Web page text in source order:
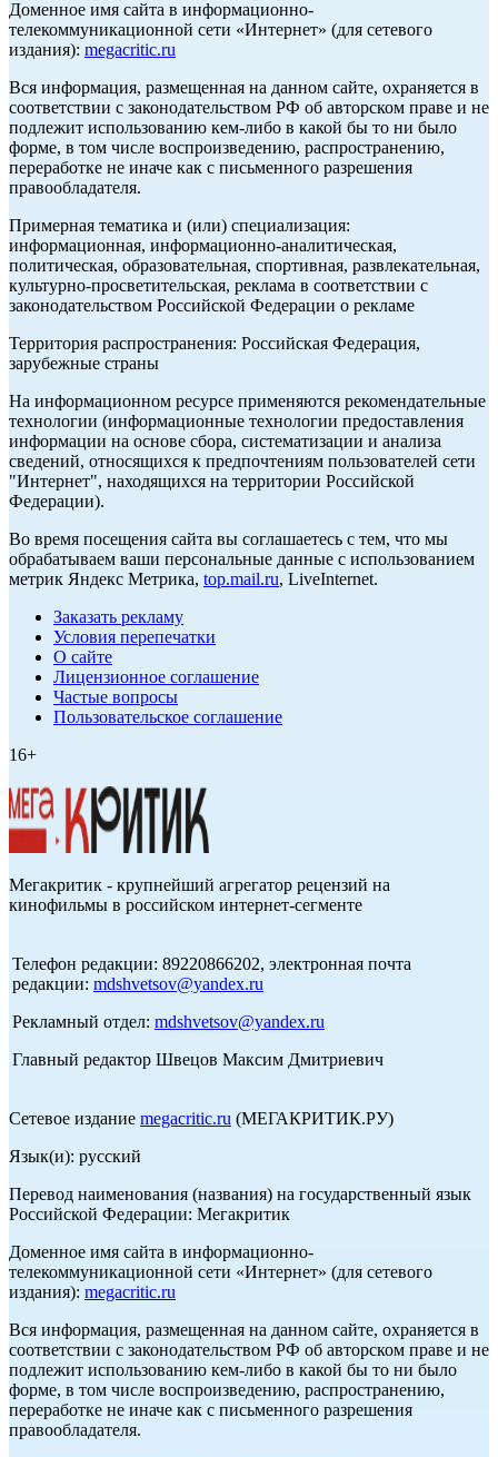
Доменное имя сайта в информационно-
телекоммуникационной сети «Интернет» (для сетевого
издания): megacritic.ru
Вся информация, размещенная на данном сайте, охраняется в
соответствии с законодательством РФ об авторском праве и не
подлежит использованию кем-либо в какой бы то ни было
форме, в том числе воспроизведению, распространению,
переработке не иначе как с письменного разрешения
правообладателя.
Примерная тематика и (или) специализация:
информационная, информационно-аналитическая,
политическая, образовательная, спортивная, развлекательная,
культурно-просветительская, реклама в соответствии с
законодательством Российской Федерации о рекламе
Территория распространения: Российская Федерация,
зарубежные страны
На информационном ресурсе применяются рекомендательные
технологии (информационные технологии предоставления
информации на основе сбора, систематизации и анализа
сведений, относящихся к предпочтениям пользователей сети
"Интернет", находящихся на территории Российской
Федерации).
Во время посещения сайта вы соглашаетесь с тем, что мы
обрабатываем ваши персональные данные с использованием
метрик Яндекс Метрика, top.mail.ru, LiveInternet.
Заказать рекламу
Условия перепечатки
О сайте
Лицензионное соглашение
Частые вопросы
Пользовательское соглашение
16+
Мегакритик - крупнейший агрегатор рецензий на
кинофильмы в российском интернет-сегменте
Телефон редакции: 89220866202, электронная почта
редакции: mdshvetsov@yandex.ru
Рекламный отдел: mdshvetsov@yandex.ru
Главный редактор Швецов Максим Дмитриевич
Сетевое издание megacritic.ru (МЕГАКРИТИК.РУ)
Язык(и): русский
Перевод наименования (названия) на государственный язык
Российской Федерации: Мегакритик
Доменное имя сайта в информационно-
телекоммуникационной сети «Интернет» (для сетевого
издания): megacritic.ru
Вся информация, размещенная на данном сайте, охраняется в
соответствии с законодательством РФ об авторском праве и не
подлежит использованию кем-либо в какой бы то ни было
форме, в том числе воспроизведению, распространению,
переработке не иначе как с письменного разрешения
правообладателя.